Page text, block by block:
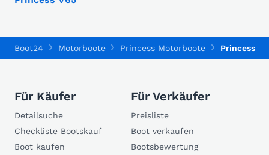
Boot24 Motorboote Princess Motorboote Princess
Für Käufer
Detailsuche
Checkliste Bootskauf
Boot kaufen
Für Verkäufer
Preisliste
Boot verkaufen
Bootsbewertung